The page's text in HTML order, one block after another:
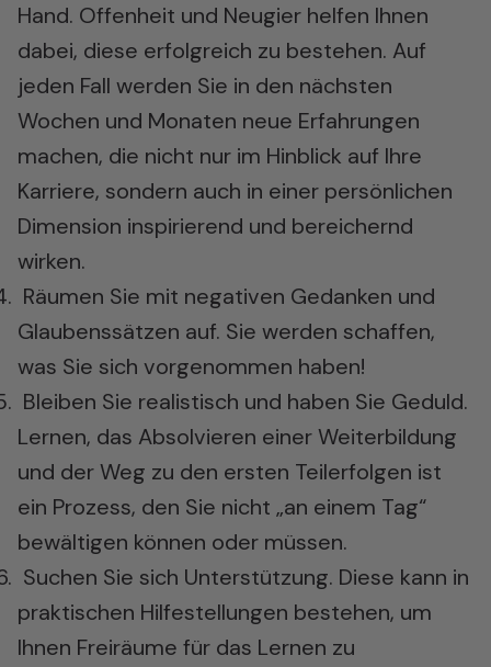
Hand. Offenheit und Neugier helfen Ihnen
dabei, diese erfolgreich zu bestehen. Auf
jeden Fall werden Sie in den nächsten
Wochen und Monaten neue Erfahrungen
machen, die nicht nur im Hinblick auf Ihre
Karriere, sondern auch in einer persönlichen
Dimension inspirierend und bereichernd
wirken.
Räumen Sie mit negativen Gedanken und
Glaubenssätzen auf. Sie werden schaffen,
was Sie sich vorgenommen haben!
Bleiben Sie realistisch und haben Sie Geduld.
Lernen, das Absolvieren einer Weiterbildung
und der Weg zu den ersten Teilerfolgen ist
ein Prozess, den Sie nicht „an einem Tag“
bewältigen können oder müssen.
Suchen Sie sich Unterstützung. Diese kann in
praktischen Hilfestellungen bestehen, um
Ihnen Freiräume für das Lernen zu